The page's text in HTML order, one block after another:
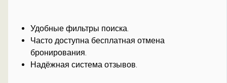
Удобные фильтры поиска.
Часто доступна бесплатная отмена
бронирования.
Надёжная система отзывов.